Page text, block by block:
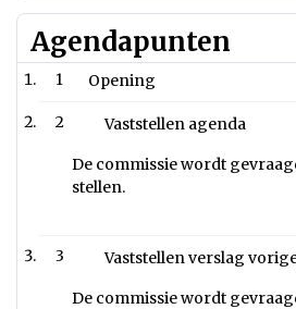
Agendapunten
1 Opening
2 Vaststellen agenda
De commissie wordt
stellen.
3 Vaststellen verslag
De commissie wordt